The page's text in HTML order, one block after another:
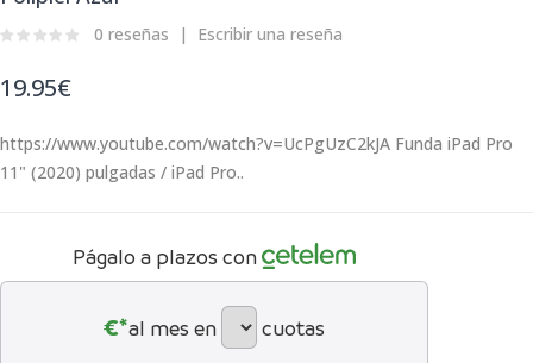
0 reseñas Escribir una reseña
19.95€
https://www.youtube.com/watch?v=UcPgUzC2kJA Funda iPad Pro
11" (2020) pulgadas / iPad Pro..
Págalo a plazos con
€*al mes en cuotas